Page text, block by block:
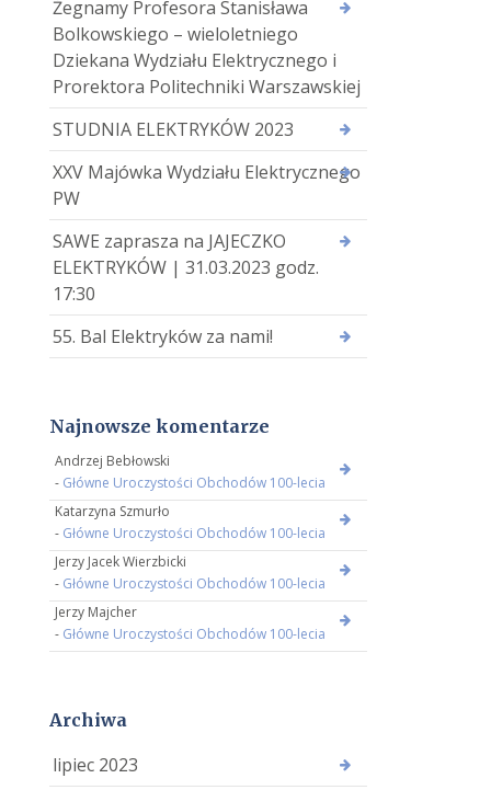
Żegnamy Profesora Stanisława
Bolkowskiego – wieloletniego
Dziekana Wydziału Elektrycznego i
Prorektora Politechniki Warszawskiej
STUDNIA ELEKTRYKÓW 2023
XXV Majówka Wydziału Elektrycznego
PW
SAWE zaprasza na JAJECZKO
ELEKTRYKÓW | 31.03.2023 godz.
17:30
55. Bal Elektryków za nami!
Najnowsze komentarze
Andrzej Bebłowski
- Główne Uroczystości Obchodów 100-lecia
Katarzyna Szmurło
- Główne Uroczystości Obchodów 100-lecia
Jerzy Jacek Wierzbicki
- Główne Uroczystości Obchodów 100-lecia
Jerzy Majcher
- Główne Uroczystości Obchodów 100-lecia
Archiwa
lipiec 2023